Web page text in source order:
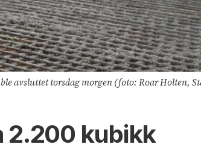
avsluttet torsdag morgen (foto: Roar Holten,
2.200 kubikk